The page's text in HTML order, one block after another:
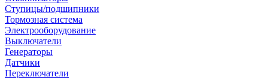
Ступицы/подшипники
Тормозная система
Электрооборудование
Выключатели
Генераторы
Датчики
Переключатели